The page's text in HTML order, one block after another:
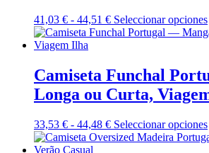
41,03 € - 44,51 €Rango
de
41,03 €
hasta
44,51 €
Seleccionar opciones
Camiseta Funchal
Longa ou Curta,
33,53 € - 44,48 €Rango
de
Seleccionar opciones